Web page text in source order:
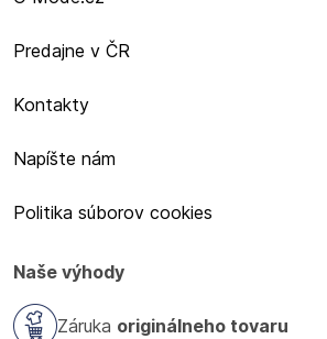
Predajne v ČR
Kontakty
Napíšte nám
Politika súborov cookies
Naše výhody
Záruka originálneho tovaru